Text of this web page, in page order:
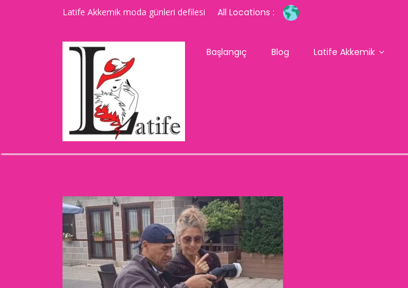
Latife Akkemik moda günleri defilesi All Locations :
Başlangıç Blog Latife Akkemik